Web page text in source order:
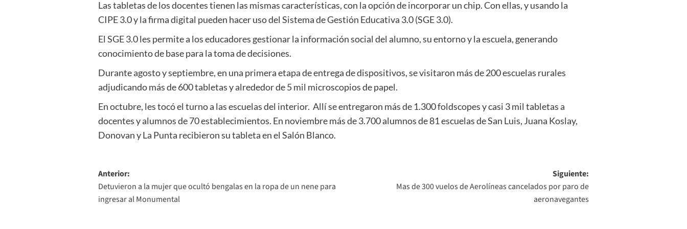
Las tabletas de los docentes tienen las mismas características, con la opción de incorporar un chip. Con ellas, y usando la
CIPE 3.0 y la firma digital pueden hacer uso del Sistema de Gestión Educativa 3.0 (SGE 3.0).
El SGE 3.0 les permite a los educadores gestionar la información social del alumno, su entorno y la escuela, generando
conocimiento de base para la toma de decisiones.
Durante agosto y septiembre, en una primera etapa de entrega de dispositivos, se visitaron más de 200 escuelas rurales
adjudicando más de 600 tabletas y alrededor de 5 mil microscopios de papel.
En octubre, les tocó el turno a las escuelas del interior. Allí se entregaron más de 1.300 foldscopes y casi 3 mil tabletas a
docentes y alumnos de 70 establecimientos. En noviembre más de 3.700 alumnos de 81 escuelas de San Luis, Juana Koslay,
Donovan y La Punta recibieron su tableta en el Salón Blanco.
Navegación
de
entradas
Anterior:
Detuvieron a la mujer que ocultó bengalas en la ropa de un nene para
ingresar al Monumental
Siguiente:
Mas de 300 vuelos de Aerolíneas cancelados por paro de
aeronavegantes